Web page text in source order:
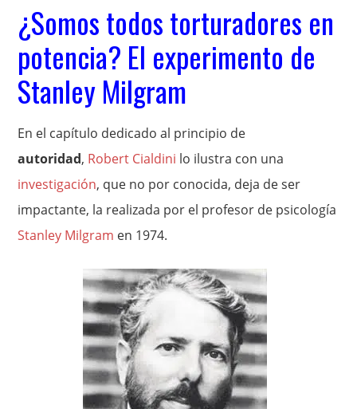
¿Somos todos torturadores en
potencia? El experimento de
Stanley Milgram
En el capítulo dedicado al principio de
autoridad, Robert Cialdini lo ilustra con una
investigación, que no por conocida, deja de ser
impactante, la realizada por el profesor de psicología
Stanley Milgram en 1974.